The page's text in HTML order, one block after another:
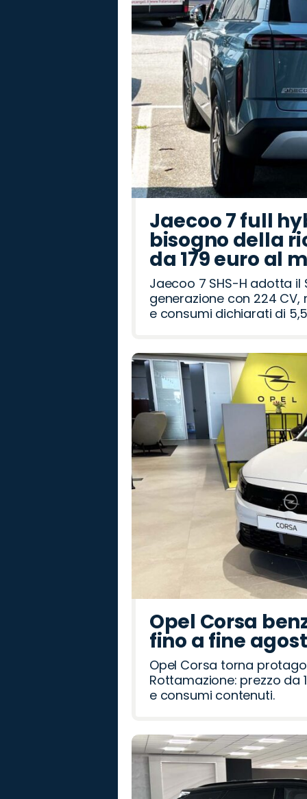
Romeo
Rover
Jaecoo 7 full
bisogno della
da 179 euro al
Jaecoo 7 SHS-H adotta il
generazione con 224 CV,
e consumi dichiarati di
Opel Corsa
fino a fine
Opel Corsa torna
Rottamazione: prezzo da
e consumi contenuti.